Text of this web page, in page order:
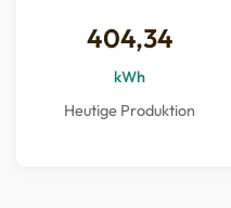
404,34
kWh
Heutige Produktion